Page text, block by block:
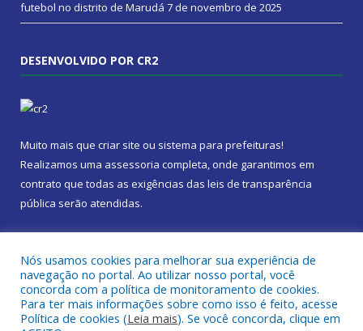
futebol no distrito de Marudá 7 de novembro de 2025
DESENVOLVIDO POR CR2
Muito mais que criar site ou sistema para prefeituras!
Realizamos uma assessoria completa, onde garantimos em
contrato que todas as exigências das leis de transparência
pública serão atendidas.
Todos os direitos reservados a Câmara Municipal de Marapanim.
Nós usamos cookies para melhorar sua experiência de
navegação no portal. Ao utilizar nosso portal, você
concorda com a política de monitoramento de cookies.
Para ter mais informações sobre como isso é feito, acesse
Política de cookies (Leia mais). Se você concorda, clique em